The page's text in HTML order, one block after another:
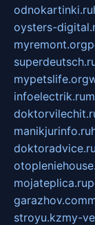
odnokartinki.ru
oysters-
myremont.org
mypetslife.org
infoelectrik.ru
manikjurinfo.ru
doktoradvice.ru
mojateplica.ru
garazhov.com
stroyu.kzmy-